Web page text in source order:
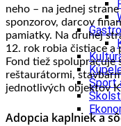
Gastro
Šport
neho – na jednej
sponzorov, darcov
pamiatky. Na druhej
12. rok robia čistiace a
Fond tiež
reštaurátormi,
jednotlivých objektov
Adopcia kaplniek a